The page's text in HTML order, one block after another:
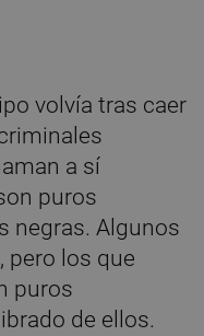
volvía tras caer
a sí
puros
negras. Algunos
pero los que
puros
de ellos.